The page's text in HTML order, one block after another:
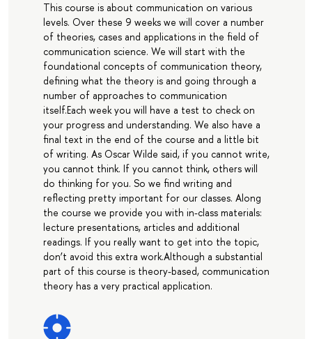
This course is about communication on various
levels. Over these 9 weeks we will cover a number
of theories, cases and applications in the field of
communication science. We will start with the
foundational concepts of communication theory,
defining what the theory is and going through a
number of approaches to communication
itself.Each week you will have a test to check on
your progress and understanding. We also have a
final text in the end of the course and a little bit
of writing. As Oscar Wilde said, if you cannot write,
you cannot think. If you cannot think, others will
do thinking for you. So we find writing and
reflecting pretty important for our classes. Along
the course we provide you with in-class materials:
lecture presentations, articles and additional
readings. If you really want to get into the topic,
don’t avoid this extra work.Although a substantial
part of this course is theory-based, communication
theory has a very practical application.